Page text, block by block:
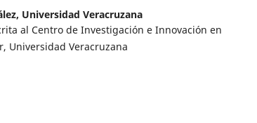
Universidad Veracruzana
al Centro de Investigación e Innovación en
Universidad Veracruzana